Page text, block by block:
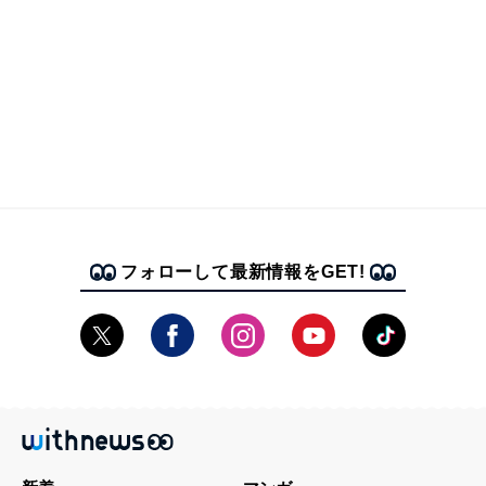
フォローして最新情報をGET!